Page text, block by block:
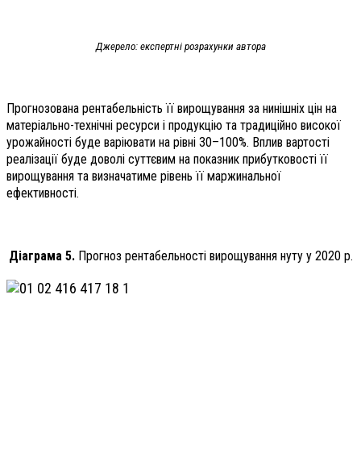
Джерело: експертні розрахунки автора
Прогнозована рентабельність її вирощування за нинішніх цін на
матеріально-технічні ресурси і продукцію та традиційно високої
урожайності буде варіювати на рівні 30–100%. Вплив вартості
реалізації буде доволі суттєвим на показник прибутковості її
вирощування та визначатиме рівень її маржинальної
ефективності.
Діаграма 5.Прогноз рентабельності вирощування нуту у 2020 р.